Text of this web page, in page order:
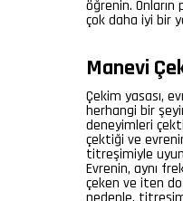
öğrenin. Onların
çok daha iyi bir
Manevi
Çekim yasası,
herhangi bir
deneyimleri
çektiği ve
titreşimiyle
Evrenin, aynı
çeken ve iten